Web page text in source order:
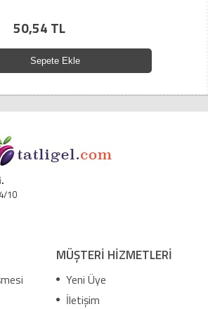
50,54 TL
Sepete Ekle
10
MÜŞTERİ HİZMETLERİ
Yeni Üye
İletişim